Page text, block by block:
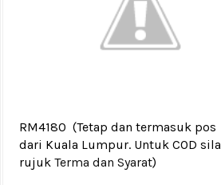
RM4180 (Tetap dan termasuk pos
dari Kuala Lumpur. Untuk COD sila
rujuk Terma dan Syarat)